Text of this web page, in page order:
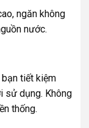
ngăn không
nước.
tiết kiệm
sử dụng. Không
thống.